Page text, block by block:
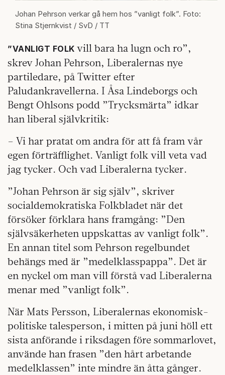
Johan Pehrson verkar gå hem hos ”vanligt folk”. Foto:
Stina Stjernkvist / SvD / TT
”VANLIGT FOLK vill bara ha lugn och ro”,
skrev Johan Pehrson, Liberalernas nye
partiledare, på Twitter efter
Paludankravellerna. I Åsa Lindeborgs och
Bengt Ohlsons podd ”Trycksmärta” idkar
han liberal självkritik:
– Vi har pratat om andra för att få fram vår
egen förträfflighet. Vanligt folk vill veta vad
jag tycker. Och vad Liberalerna tycker.
”Johan Pehrson är sig själv”, skriver
socialdemokratiska Folkbladet när det
försöker förklara hans framgång: ”Den
självsäkerheten uppskattas av vanligt folk”.
En annan titel som Pehrson regelbundet
behängs med är ”medelklasspappa”. Det är
en nyckel om man vill förstå vad Liberalerna
menar med ”vanligt folk”.
När Mats Persson, Liberalernas ekonomisk-
politiske talesperson, i mitten på juni höll ett
sista anförande i riksdagen före sommarlovet,
använde han frasen ”den hårt arbetande
medelklassen” inte mindre än åtta gånger.